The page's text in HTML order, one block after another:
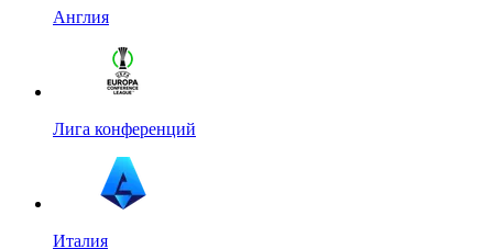
Англия
Лига конференций
Италия